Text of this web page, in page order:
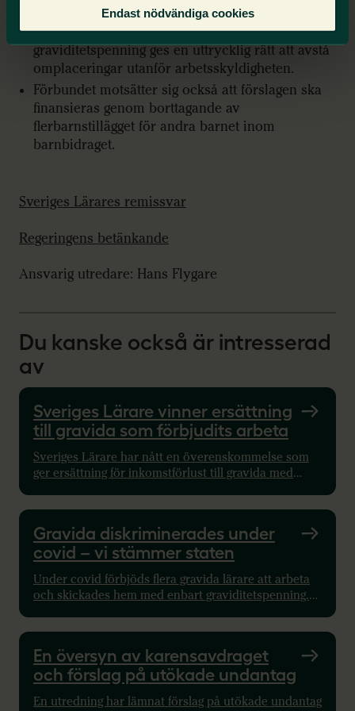
Endast nödvändiga cookies
Enligt Sveriges Lärares uppfattning bör en gravid
arbetstagare utan att förlora rätten till
graviditetspenning ges en uttrycklig rätt att avstå
omplaceringar utanför arbetsskyldigheten.
Förbundet motsätter sig också att förslagen ska
finansieras genom borttagande av
flerbarnstillägget för andra barnet inom
barnbidraget.
Sveriges Lärares remissvar
Regeringens betänkande
Ansvarig utredare: Hans Flygare
Du kanske också är intresserad
av
Sveriges Lärare vinner ersättning
till gravida som förbjudits arbeta
Sveriges Lärare har nått en överenskommelse som
ger ersättning för inkomstförlust till gravida med
Gravida diskriminerades under
covid – vi stämmer staten
Under covid förbjöds flera gravida lärare att arbeta
och skickades hem med enbart graviditetspenning.
En översyn av karensavdraget
och förslag på utökade undantag
En utredning har lämnat förslag på utökade undantag